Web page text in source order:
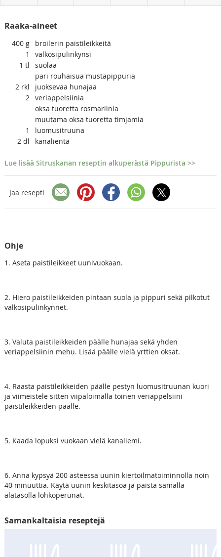
Raaka-aineet
400 g
broilerin paistileikkeitä
1
valkosipulinkynsi
1 tl
suolaa
pari rouhaisua mustapippuria
2 rkl
juoksevaa hunajaa
2 veriappelsiinia
oksa tuoretta rosmariinia
muutama oksa tuoretta timjamia
1
luomusitruuna
2 dl kanalientä
Lue lisää Sitruskanan reseptin alkuperästä Pippurista >>
Jaa resepti
Ohje
1. Aseta paistileikkeet uunivuokaan.
2. Hiero paistileikkeiden pintaan suola ja pippuri sekä pilkotut
valkosipulinkynnet.
3. Valuta paistileikkeiden päälle hunajaa sekä yhden
veriappelsiinin mehu. Lisää päälle vielä yrttien oksat.
4. Raasta paistileikkeiden päälle pestyn luomusitruunan kuori
ja viimeistele sitten viipaloimalla toinen veriappelsiini
paistileikkeiden päälle.
5. Kaada lopuksi vuokaan vielä kanaliemi.
6. Anna kypsyä 200 asteessa uunin kiertoilmatoiminnolla noin
40 minuuttia. Käytä uunin keskitasoa ja paista samalla
alatasolla lohkoperunat.
Samankaltaisia reseptejä